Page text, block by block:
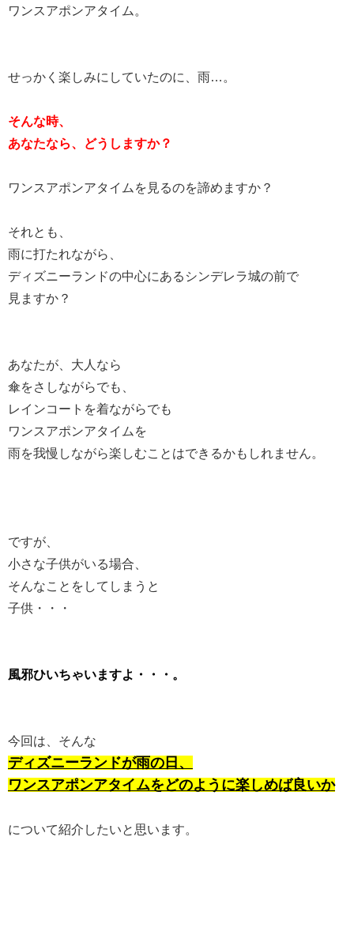
ワンスアポンアタイム。
せっかく楽しみにしていたのに、雨…。
そんな時、
あなたなら、どうしますか？
ワンスアポンアタイムを見るのを諦めますか？
それとも、
雨に打たれながら、
ディズニーランドの中心にあるシンデレラ城の前で
見ますか？
あなたが、大人なら
傘をさしながらでも、
レインコートを着ながらでも
ワンスアポンアタイムを
雨を我慢しながら楽しむことはできるかもしれません。
ですが、
小さな子供がいる場合、
そんなことをしてしまうと
子供・・・
風邪ひいちゃいますよ・・・。
今回は、そんな
ディズニーランドが雨の日、
ワンスアポンアタイムをどのように楽しめば良いか
について紹介したいと思います。